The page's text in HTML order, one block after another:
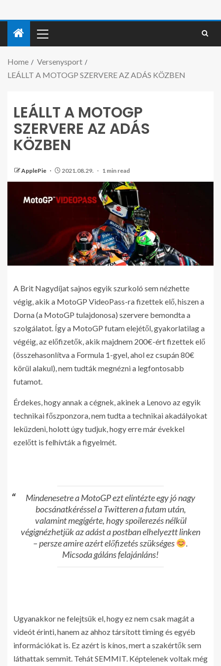
Home
Versenysport
LEÁLLT A MOTOGP SZERVERE AZ ADÁS KÖZBEN
LEÁLLT A MOTOGP
SZERVERE AZ ADÁS
KÖZBEN
ApplePie 2021.08.29. 1 min read
A Brit Nagydíjat sajnos egyik szurkoló sem nézhette
végig, akik a MotoGP VideoPass-ra fizettek elő, hiszen a
Dorna (a MotoGP tulajdonosa) szervere bemondta a
szolgálatot. Így a MotoGP futam elejétől, gyakorlatilag a
végéig, az előfizetők, akik majdnem 200€-ért fizettek elő
(összehasonlítva a Formula 1-gyel, ahol ez csupán 80€
körül alakul), nem tudták megnézni a legfontosabb
futamot.
Érdekes, hogy annak a cégnek, akinek a Lenovo az egyik
technikai főszponzora, nem tudta a technikai akadályokat
leküzdeni, holott úgy tudjuk, hogy erre már évekkel
ezelőtt is felhívták a figyelmét.
Mindenesetre a MotoGP ezt elintézte egy jó nagy
bocsánatkéréssel a Twitteren a futam után,
valamint megígérte, hogy spoilerezés nélkül
végignézhetjük az adást a postban elhelyeztt linken
– persze amire azért előfizetés szükséges
.
Micsoda gáláns felajánláns!
Ugyanakkor ne felejtsük el, hogy ez nem csak magát a
videót érinti, hanem az ahhoz társított timing és egyéb
információkat is. Ez azért is kínos, mert a szakértők sem
láthattak semmit. Tehát SEMMIT. Képtelenek voltak még